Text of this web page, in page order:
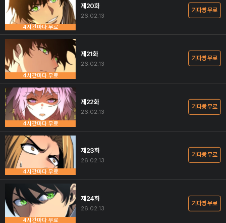
4시간마다 무료
제20화
26.02.13
기다빵 무료
4시간마다 무료
제21화
26.02.13
기다빵 무료
4시간마다 무료
제22화
26.02.13
기다빵 무료
4시간마다 무료
제23화
26.02.13
기다빵 무료
4시간마다 무료
제24화
26.02.13
기다빵 무료